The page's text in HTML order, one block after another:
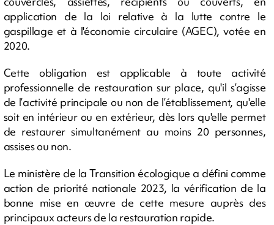
application de la loi relative à la lutte contre le
gaspillage et à l'économie circulaire (AGEC), votée en
2020.
Cette obligation est applicable à toute activité
professionnelle de restauration sur place, qu'il s’agisse
de l’activité principale ou non de l’établissement, qu'elle
soit en intérieur ou en extérieur, dès lors qu'elle permet
de restaurer simultanément au moins 20 personnes,
assises ou non.
Le ministère de la Transition écologique a défini comme
action de priorité nationale 2023, la vérification de la
bonne mise en œuvre de cette mesure auprès des
principaux acteurs de la restauration rapide.